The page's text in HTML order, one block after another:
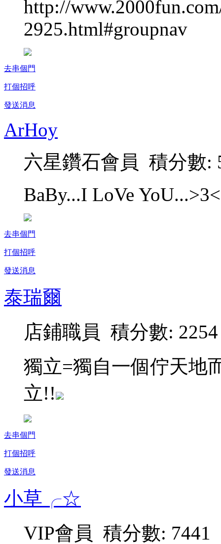
http://
2925.html#groupnav
去串個門
打個招呼
發送消息
ArHoy
六星鑽石會員 積分數:
BaBy...I LoVe YoU...>3<
去串個門
打個招呼
發送消息
泰瑞爾
店鋪職員 積分數: 2254
獨立=獨自一個佇天地
立!!
去串個門
打個招呼
發送消息
小草╭☆
VIP會員 積分數: 7441